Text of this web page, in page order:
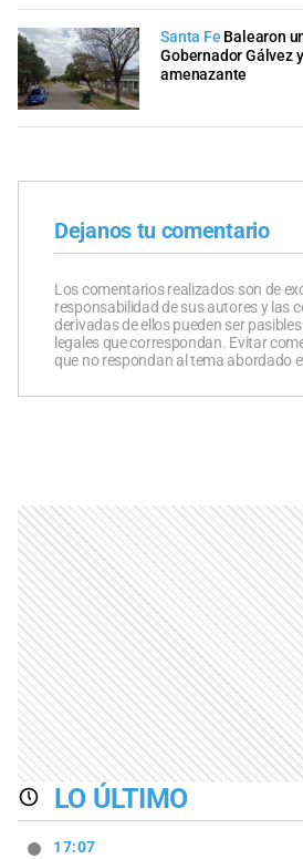
Santa Fe Balearon
Gobernador Gálvez
amenazante
Dejanos tu comentario
Los comentarios realizados son de
responsabilidad de sus autores y las
derivadas de ellos pueden ser
legales que correspondan. Evitar
que no respondan al tema abordado
LO ÚLTIMO
17:07